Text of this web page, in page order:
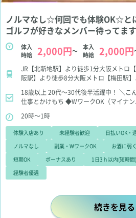
ノルマなし☆何回でも体験OK☆と
ゴルフが好きなメンバー待ってま
体入
時給
2,000円～
本入
時給
2,000円
JR【北新地駅】より徒歩1分大阪メトロ
阪駅】より徒歩8分大阪メトロ【梅田駅
18歳以上 20代～30代後半活躍中！ ＼こ
仕事とかけもち ◆WワークOK（マイナン
／ママ、チーママ、マネージャーなど
同士の移動も大歓迎♪
20時～1時
体験入店あり 未経験者歓迎 日払いOK・
ノルマなし
副業・WワークOK お酒に弱
短期OK
ボーナスあり 1日3ｈ以内(短時間
経験者優遇
ノルマな
続きを見る